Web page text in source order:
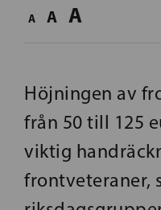
A A A
Höjningen av
från 50 till 125
viktig
frontveteraner,